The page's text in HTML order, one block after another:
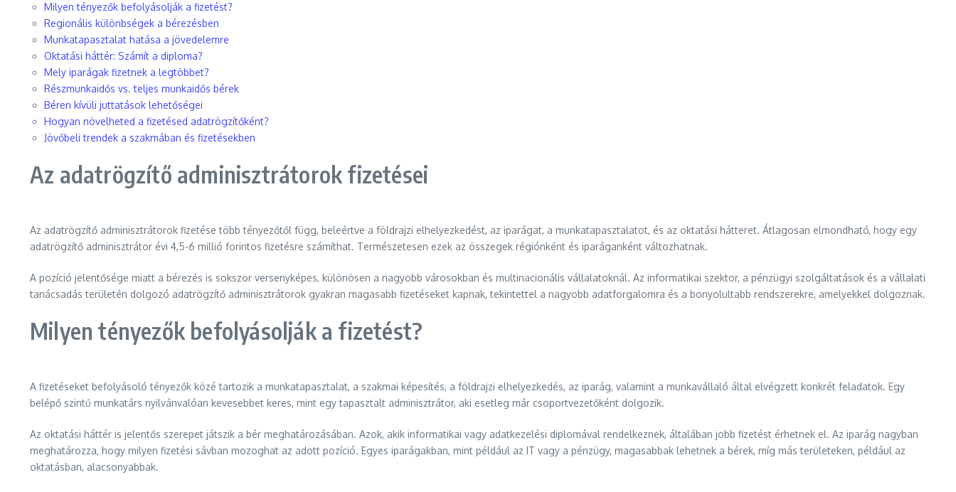
Milyen tényezők befolyásolják a fizetést?
Regionális különbségek a bérezésben
Munkatapasztalat hatása a jövedelemre
Oktatási háttér: Számít a diploma?
Mely iparágak fizetnek a legtöbbet?
Részmunkaidős vs. teljes munkaidős bérek
Béren kívüli juttatások lehetőségei
Hogyan növelheted a fizetésed adatrögzítőként?
Jövőbeli trendek a szakmában és fizetésekben
Az adatrögzítő adminisztrátorok fizetései
Az adatrögzítő adminisztrátorok fizetése több tényezőtől függ, beleértve a földrajzi elhelyezkedést, az iparágat, a munkatapasztalatot, és az oktatási hátteret. Átlagosan elmondható, hogy egy
adatrögzítő adminisztrátor évi 4,5-6 millió forintos fizetésre számíthat. Természetesen ezek az összegek régiónként és iparáganként változhatnak.
A pozíció jelentősége miatt a bérezés is sokszor versenyképes, különösen a nagyobb városokban és multinacionális vállalatoknál. Az informatikai szektor, a pénzügyi szolgáltatások és a vállalati
tanácsadás területén dolgozó adatrögzítő adminisztrátorok gyakran magasabb fizetéseket kapnak, tekintettel a nagyobb adatforgalomra és a bonyolultabb rendszerekre, amelyekkel dolgoznak.
Milyen tényezők befolyásolják a fizetést?
A fizetéseket befolyásoló tényezők közé tartozik a munkatapasztalat, a szakmai képesítés, a földrajzi elhelyezkedés, az iparág, valamint a munkavállaló által elvégzett konkrét feladatok. Egy
belépő szintű munkatárs nyilvánvalóan kevesebbet keres, mint egy tapasztalt adminisztrátor, aki esetleg már csoportvezetőként dolgozik.
Az oktatási háttér is jelentős szerepet játszik a bér meghatározásában. Azok, akik informatikai vagy adatkezelési diplomával rendelkeznek, általában jobb fizetést érhetnek el. Az iparág nagyban
meghatározza, hogy milyen fizetési sávban mozoghat az adott pozíció. Egyes iparágakban, mint például az IT vagy a pénzügy, magasabbak lehetnek a bérek, míg más területeken, például az
oktatásban, alacsonyabbak.